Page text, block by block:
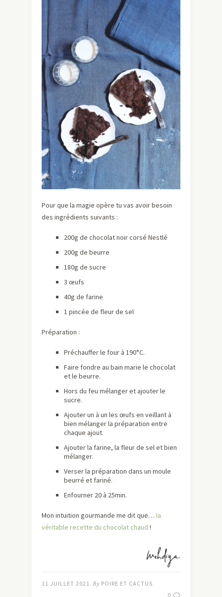
Pour que la magie opère tu vas avoir besoin
des ingrédients suivants :
200g de chocolat noir corsé Nestlé
200g de beurre
180g de sucre
3 œufs
40g de farine
1 pincée de fleur de sel
Préparation :
Préchauffer le four à 190°C.
Faire fondre au bain marie le chocolat
et le beurre.
Hors du feu mélanger et ajouter le
sucre.
Ajouter un à un les œufs en veillant à
bien mélanger la préparation entre
chaque ajout.
Ajouter la farine, la fleur de sel et bien
mélanger.
Verser la préparation dans un moule
beurré et fariné.
Enfourner 20 à 25min.
Mon intuition gourmande me dit que… la
véritable recette du chocolat chaud !
11 JUILLET 2021 By POIRE ET CACTUS